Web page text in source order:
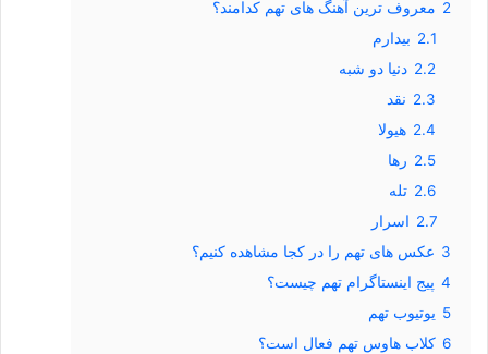
2 معروف ترین آهنگ های تهم کدامند؟
2.1 بیدارم
2.2 دنیا دو شبه
2.3 نقد
2.4 هیولا
2.5 رها
2.6 تله
2.7 اسرار
3 عکس های تهم را در کجا مشاهده کنیم؟
4 پیج اینستاگرام تهم چیست؟
5 یوتیوب تهم
6 کلاب هاوس تهم فعال است؟